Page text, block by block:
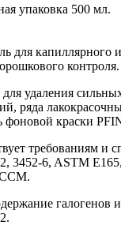
упаковка 500 мл.
для капиллярного и
контроля.
удаления
ряда
фоновой краски
требованиям и
3452-6, ASTM
галогенов